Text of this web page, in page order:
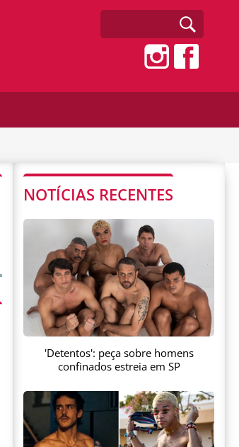
NOTÍCIAS RECENTES
'Detentos': peça sobre homens
confinados estreia em SP